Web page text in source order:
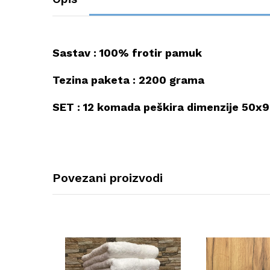
Sastav : 100% frotir pamuk
Tezina paketa : 2200 grama
SET : 12 komada peškira dimenzije
Povezani proizvodi